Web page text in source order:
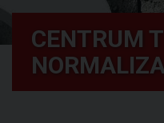
CENTRUM